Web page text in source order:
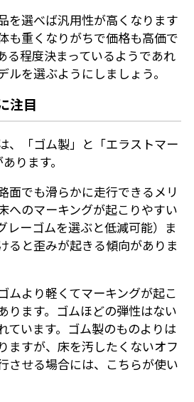
を選べば汎用性が高くなります
も重くなりがちで価格も高価で
る程度決まっているようであれ
ルを選ぶようにしましょう。
注目
、「ゴム製」と「エラストマー
ります。
面でも滑らかに走行できるメリ
へのマーキングが起こりやすい
レーゴムを選ぶと低減可能）ま
ると歪みが起きる傾向がありま
ムより軽くてマーキングが起こ
ります。ゴムほどの弾性はない
ています。ゴム製のものよりは
ますが、床を汚したくないオフ
させる場合には、こちらが使い